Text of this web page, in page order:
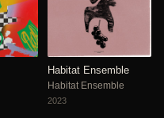
Habitat Ensemble
Habitat Ensemble
2023